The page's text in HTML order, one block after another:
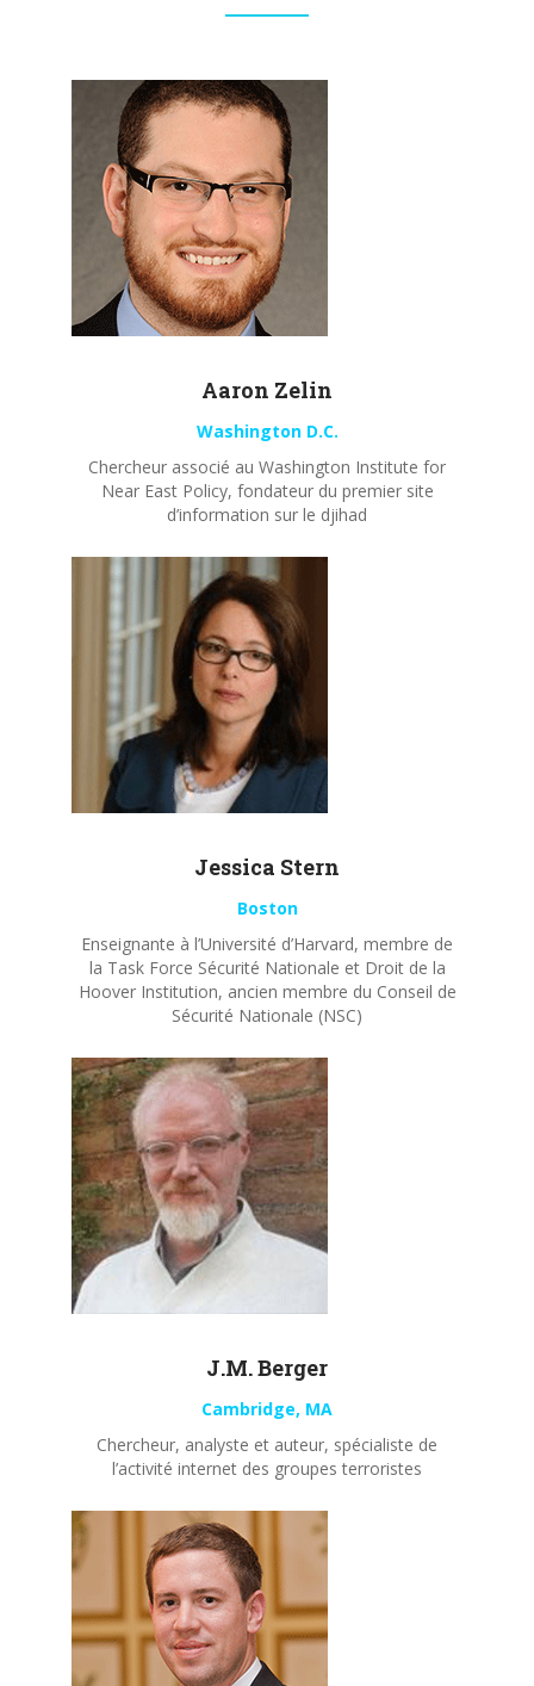
Aaron Zelin
Washington D.C.
Chercheur associé au Washington Institute for
Near East Policy, fondateur du premier site
d’information sur le djihad
Jessica Stern
Boston
Enseignante à l’Université d’Harvard, membre de
la Task Force Sécurité Nationale et Droit de la
Hoover Institution, ancien membre du Conseil de
Sécurité Nationale (NSC)
J.M. Berger
Cambridge, MA
Chercheur, analyste et auteur, spécialiste de
l’activité internet des groupes terroristes